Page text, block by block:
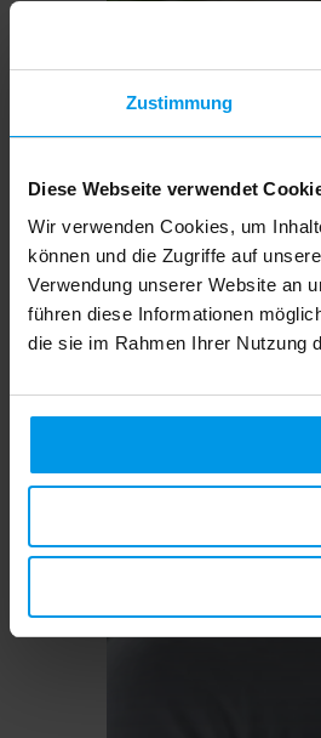
Zustimmung
Diese Webseite verwendet
Wir verwenden Cookies, um
können und die Zugriffe auf
Verwendung unserer Website an
führen diese Informationen
die sie im Rahmen Ihrer Nutzung